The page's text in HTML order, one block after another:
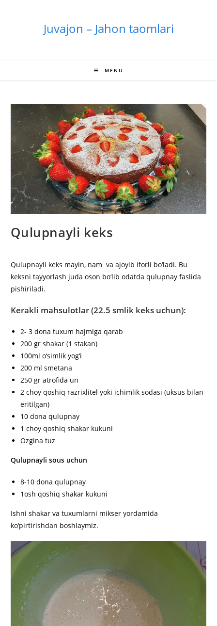
Juvajon – Jahon taomlari
MENU
Qulupnayli keks
Qulupnayli keks mayin, nam va ajoyib iforli bo‘ladi. Bu
keksni tayyorlash juda oson bo‘lib odatda qulupnay faslida
pishiriladi.
Kerakli mahsulotlar (22.5 smlik keks uchun):
2- 3 dona tuxum hajmiga qarab
200 gr shakar (1 stakan)
100ml o‘simlik yog‘i
200 ml smetana
250 gr atrofida un
2 choy qoshiq razrixlitel yoki ichimlik sodasi (uksus bilan
eritilgan)
10 dona qulupnay
1 choy qoshiq shakar kukuni
Ozgina tuz
Qulupnayli sous uchun
8-10 dona qulupnay
1osh qoshiq shakar kukuni
Ishni shakar va tuxumlarni mikser yordamida
ko‘pirtirishdan boshlaymiz.